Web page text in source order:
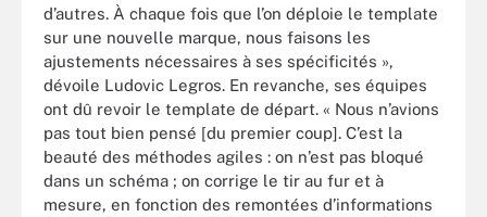
d’autres. À chaque fois que l’on déploie le template
sur une nouvelle marque, nous faisons les
ajustements nécessaires à ses spécificités »,
dévoile Ludovic Legros. En revanche, ses équipes
ont dû revoir le template de départ. « Nous n’avions
pas tout bien pensé [du premier coup]. C’est la
beauté des méthodes agiles : on n’est pas bloqué
dans un schéma ; on corrige le tir au fur et à
mesure, en fonction des remontées d’informations